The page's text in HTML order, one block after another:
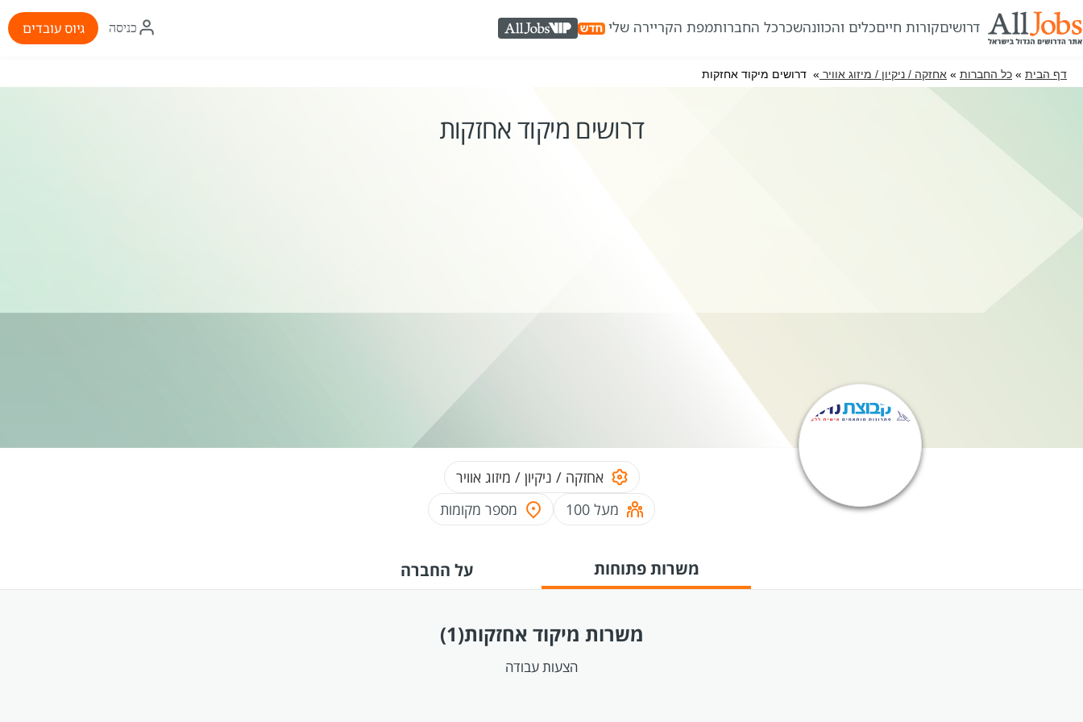
דרושיםקורות חייםכלים והכוונהשכרכל החברותמפת הקריירה שלי AllJobs VIP
איקון
התחברות
כניסה גיוס עובדים
דף הבית » כל החברות » אחזקה / ניקיון / מיזוג אוויר » דרושים מיקוד אחזקות
דרושים מיקוד אחזקות
אחזקה / ניקיון / מיזוג אוויר
מעל 100
מספר מקומות
משרות פתוחות על החברה
משרות מיקוד אחזקות(1)
הצעות עבודה